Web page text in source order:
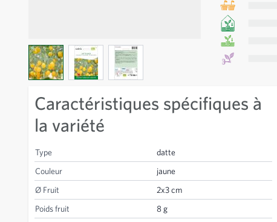
View larger imageView larger imageView larger image
Caractéristiques spécifiques à
la variété
Type
datte
Couleur
jaune
Ø Fruit
2x3 cm
Poids fruit
8 g